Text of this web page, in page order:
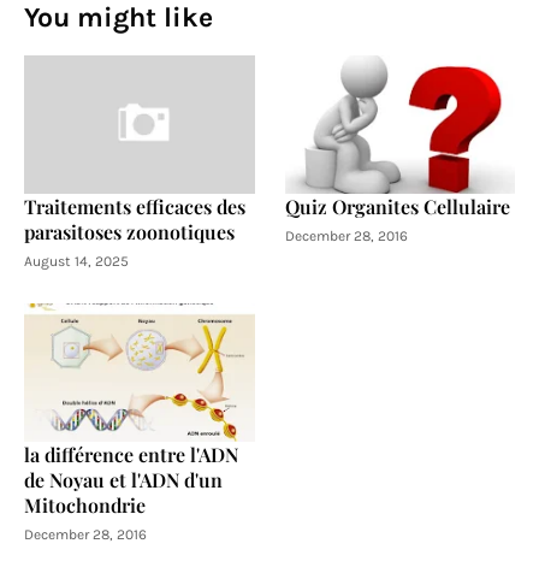
You might like
Traitements efficaces des
parasitoses zoonotiques
August 14, 2025
Quiz Organites Cellulaire
December 28, 2016
la différence entre l'ADN
de Noyau et l'ADN d'un
Mitochondrie
December 28, 2016